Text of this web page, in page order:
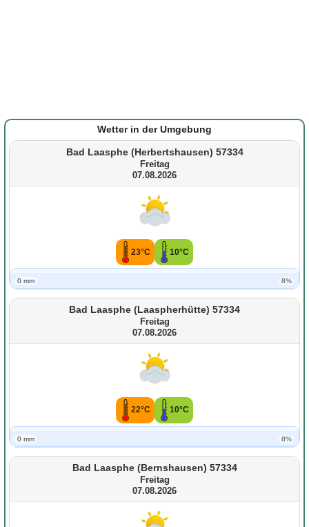
Wetter in der Umgebung
Bad Laasphe (Herbertshausen) 57334
Freitag
07.08.2026
23°C 10°C
0 mm 8%
Bad Laasphe (Laaspherhütte) 57334
Freitag
07.08.2026
22°C 10°C
0 mm 8%
Bad Laasphe (Bernshausen) 57334
Freitag
07.08.2026